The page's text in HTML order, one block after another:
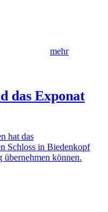
mehr
das Exponat
hat das
Schloss in Biedenkopf
können.